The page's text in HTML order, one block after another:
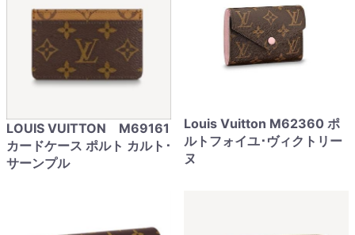
LOUIS VUITTON M69161
カードケース ポルト カルト･
サーンプル
Louis Vuitton M62360 ポ
ルトフォイユ･ヴィクトリー
ヌ